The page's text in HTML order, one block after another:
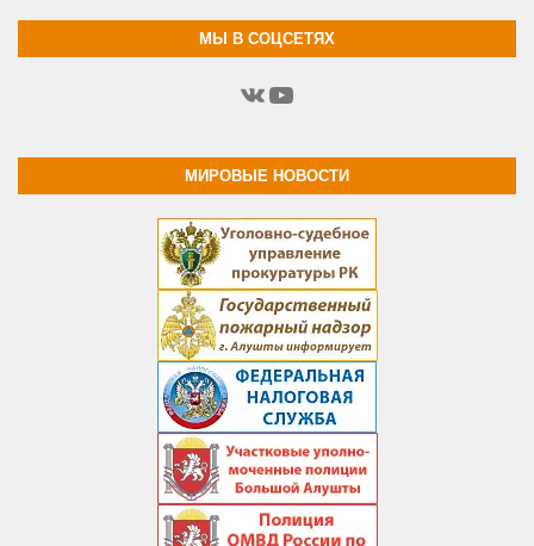
МЫ В СОЦСЕТЯХ
ВКонтакте
YouTube
МИРОВЫЕ НОВОСТИ